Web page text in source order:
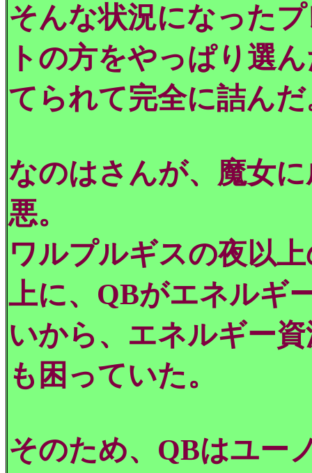
そんな状況になった
トの方をやっぱり選
てられて完全に詰んだ
なのはさんが、魔女
悪。
ワルプルギスの夜以
上に、QBがエネルギ
いから、エネルギー
も困っていた。
そのため、QBはユー